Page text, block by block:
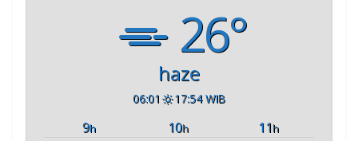
26°
haze
06:01 17:54 WIB
9h 10h 11h